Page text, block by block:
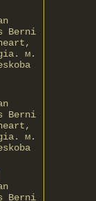
Berni
м.
Berni
м.
Berni